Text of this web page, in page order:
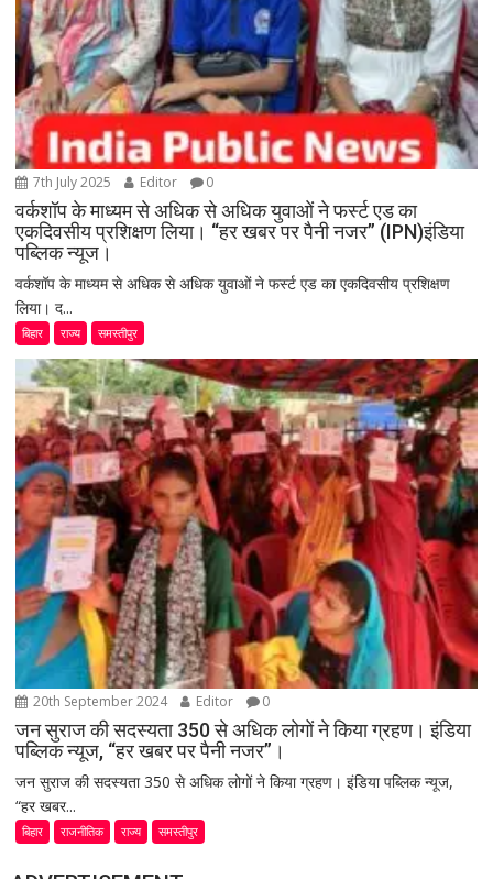
7th July 2025 Editor 0
वर्कशॉप के माध्यम से अधिक से अधिक युवाओं ने फर्स्ट एड का
एकदिवसीय प्रशिक्षण लिया। “हर खबर पर पैनी नजर” (IPN)इंडिया
पब्लिक न्यूज।
वर्कशॉप के माध्यम से अधिक से अधिक युवाओं ने फर्स्ट एड का एकदिवसीय प्रशिक्षण
लिया। द...
बिहार राज्य समस्तीपुर
20th September 2024 Editor 0
जन सुराज की सदस्यता 350 से अधिक लोगों ने किया ग्रहण। इंडिया
पब्लिक न्यूज, “हर खबर पर पैनी नजर”।
जन सुराज की सदस्यता 350 से अधिक लोगों ने किया ग्रहण। इंडिया पब्लिक न्यूज,
“हर खबर...
बिहार राजनीतिक राज्य समस्तीपुर